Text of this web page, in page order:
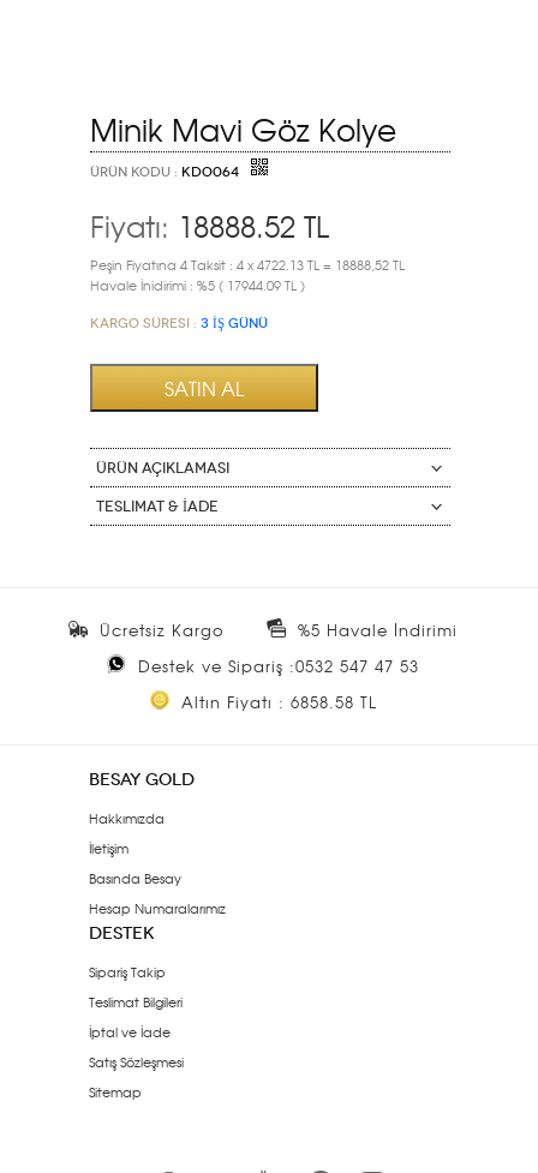
Minik Mavi Göz Kolye
ÜRÜN KODU : KDO064
Fiyatı: 18888.52 TL
Peşin Fiyatına 4 Taksit : 4 x 4722.13 TL = 18888,52 TL
Havale İnidirimi : %5 ( 17944.09 TL )
Kargo Süresi : 3 İŞ GÜNÜ
ÜRÜN AÇIKLAMASI
Teslimat & İade
Ücretsiz Kargo
%5 Havale İndirimi
Destek ve Sipariş :0532 547 47 53
Altın Fiyatı : 6858.58 TL
BESAY GOLD
Hakkımızda
İletişim
Basında Besay
Hesap Numaralarımız
DESTEK
Sipariş Takip
Teslimat Bilgileri
İptal ve İade
Satış Sözleşmesi
Sitemap